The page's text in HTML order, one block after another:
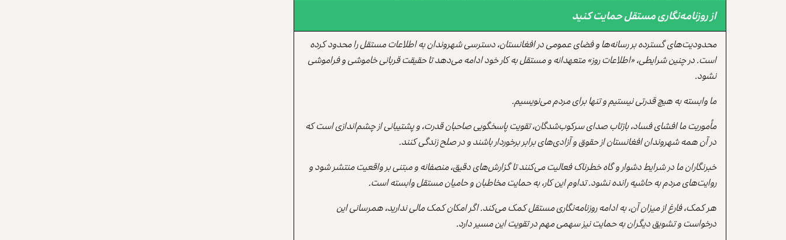
از روزنامه‌نگاری مستقل حمایت کنید
محدودیت‌های گسترده بر رسانه‌ها و فضای عمومی در افغانستان، دسترسی شهروندان به اطلاعات مستقل را محدود کرده
است. در چنین شرایطی، «اطلاعات روز» متعهدانه و مستقل به کار خود ادامه می‌دهد تا حقیقت قربانی خاموشی و فراموشی
نشود.
ما وابسته به هیچ قدرتی نیستیم و تنها برای مردم می‌نویسیم.
مأموریت ما افشای فساد، بازتاب صدای سرکوب‌شدگان، تقویت پاسخگویی صاحبان قدرت، و پشتیبانی از چشم‌اندازی است که
در آن همه شهروندان افغانستان از حقوق و آزادی‌های برابر برخوردار باشند و در صلح زندگی کنند.
خبرنگاران ما در شرایط دشوار و گاه خطرناک فعالیت می‌کنند تا گزارش‌های دقیق، منصفانه و مبتنی بر واقعیت منتشر شود و
روایت‌های مردم به حاشیه رانده نشود. تداوم این کار، به حمایت مخاطبان و حامیان مستقل وابسته است.
هر کمک، فارغ از میزان آن، به ادامه روزنامه‌نگاری مستقل کمک می‌کند. اگر امکان کمک مالی ندارید، همرسانی این
درخواست و تشویق دیگران به حمایت نیز سهمی مهم در تقویت این مسیر دارد.